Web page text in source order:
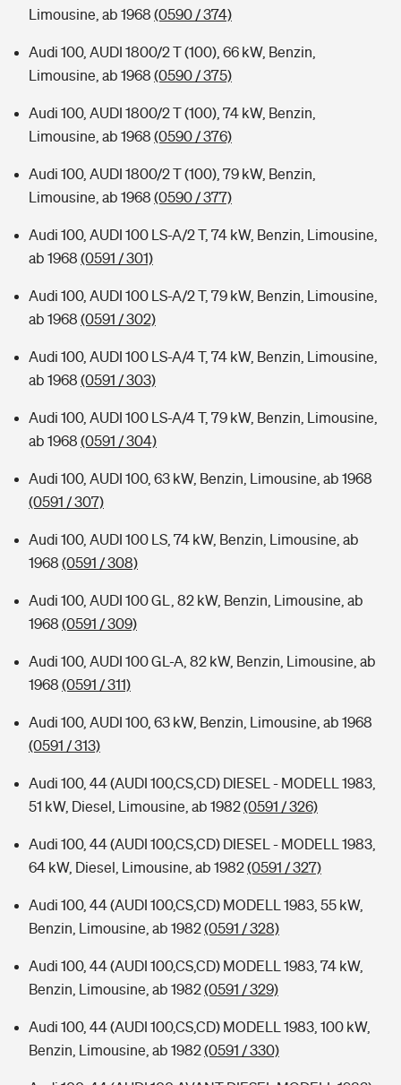
Limousine, ab 1968 (0590 / 374)
Audi 100, AUDI 1800/2 T (100), 66 kW, Benzin,
Limousine, ab 1968 (0590 / 375)
Audi 100, AUDI 1800/2 T (100), 74 kW, Benzin,
Limousine, ab 1968 (0590 / 376)
Audi 100, AUDI 1800/2 T (100), 79 kW, Benzin,
Limousine, ab 1968 (0590 / 377)
Audi 100, AUDI 100 LS-A/2 T, 74 kW, Benzin, Limousine,
ab 1968 (0591 / 301)
Audi 100, AUDI 100 LS-A/2 T, 79 kW, Benzin, Limousine,
ab 1968 (0591 / 302)
Audi 100, AUDI 100 LS-A/4 T, 74 kW, Benzin, Limousine,
ab 1968 (0591 / 303)
Audi 100, AUDI 100 LS-A/4 T, 79 kW, Benzin, Limousine,
ab 1968 (0591 / 304)
Audi 100, AUDI 100, 63 kW, Benzin, Limousine, ab 1968
(0591 / 307)
Audi 100, AUDI 100 LS, 74 kW, Benzin, Limousine, ab
1968 (0591 / 308)
Audi 100, AUDI 100 GL, 82 kW, Benzin, Limousine, ab
1968 (0591 / 309)
Audi 100, AUDI 100 GL-A, 82 kW, Benzin, Limousine, ab
1968 (0591 / 311)
Audi 100, AUDI 100, 63 kW, Benzin, Limousine, ab 1968
(0591 / 313)
Audi 100, 44 (AUDI 100,CS,CD) DIESEL - MODELL 1983,
51 kW, Diesel, Limousine, ab 1982(0591 / 326)
Audi 100, 44 (AUDI 100,CS,CD) DIESEL - MODELL 1983,
64 kW, Diesel, Limousine, ab 1982(0591 / 327)
Audi 100, 44 (AUDI 100,CS,CD) MODELL 1983, 55 kW,
Benzin, Limousine, ab 1982(0591 / 328)
Audi 100, 44 (AUDI 100,CS,CD) MODELL 1983, 74 kW,
Benzin, Limousine, ab 1982(0591 / 329)
Audi 100, 44 (AUDI 100,CS,CD) MODELL 1983, 100 kW,
Benzin, Limousine, ab 1982(0591 / 330)